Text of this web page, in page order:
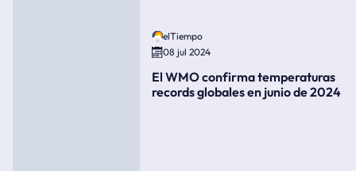
elTiempo
08 jul 2024
El WMO confirma temperaturas
records globales en junio de 2024